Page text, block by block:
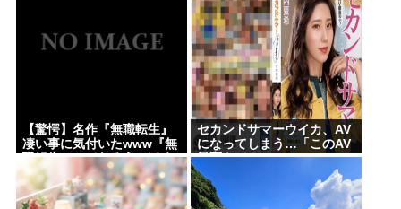
【驚愕】名作『無職転生』
凄い事に気付いたwww『無
職転生』ってなろうっぽく
ないからおすすめって言わ
れたから見たのだけど…も
しかして…
セカンドサマーウイカ、AV
になってしまう…「このAV
最高やで！」